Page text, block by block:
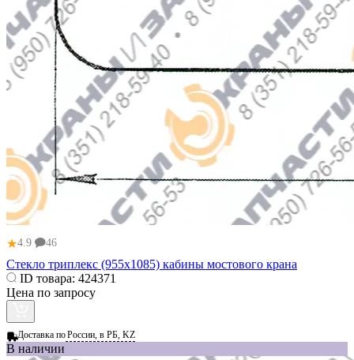
★4.9 46
Стекло триплекс (955x1085) кабины мостового крана
ID товара: 424371
Цена по запросу
Доставка поРоссии, в РБ, KZ
В наличии